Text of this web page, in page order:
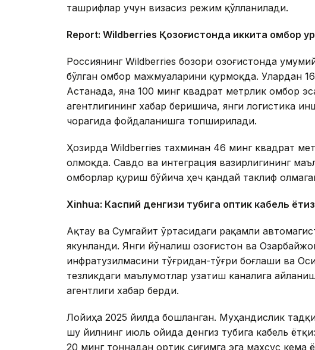
ташрифлар учун визасиз режим қўлланилади.
Report: Wildberries Қозоғистонда иккита омбор
Россиянинг Wildberries бозори Қозоғистонда
бўлган омбор мажмуаларини қурмоқда. Улардан
Астанада, яна 100 минг квадрат метрлик омбор
агентлигининг хабар беришича, янги логистика
чорагида фойдаланишга топширилади.
Ҳозирда Wildberries тахминан 46 минг квадрат
олмоқда. Савдо ва интеграция вазирлигининг
омборлар қуриш бўйича ҳеч қандай таклиф
Xinhuа: Каспий денгизи тубига оптик кабель
Ақтау ва Сумгайит ўртасидаги рақамли
якунланди. Янги йўналиш Қозоғистон ва
инфратузилмасини тўғридан-тўғри боғлаши ва
тезликдаги маълумотлар узатиш каналига
агентлиги хабар берди.
Лойиҳа 2025 йилда бошланган. Муҳандислик
шу йилнинг июль ойида денгиз тубига кабель
20 минг тоннадан ортиқ сиғимга эга махсус